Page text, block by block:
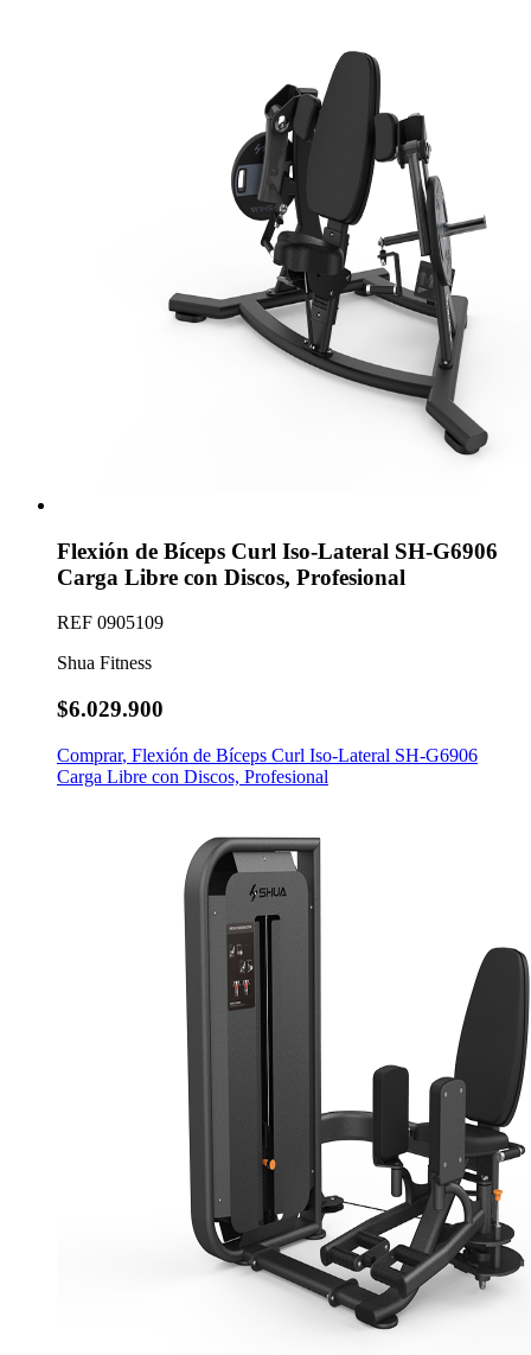
Flexión de Bíceps Curl Iso-Lateral SH-G6906
Carga Libre con Discos, Profesional
REF 0905109
Shua Fitness
$6.029.900
Comprar, Flexión de Bíceps Curl Iso-Lateral SH-G6906
Carga Libre con Discos, Profesional